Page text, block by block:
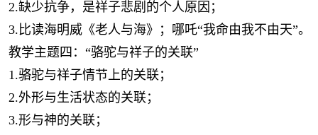
2.缺少抗争，是祥子悲剧的个人原因；
3.比读海明威《老人与海》；哪吒“我命由我不由天”。
教学主题四：“骆驼与祥子的关联”
1.骆驼与祥子情节上的关联；
2.外形与生活状态的关联；
3.形与神的关联；